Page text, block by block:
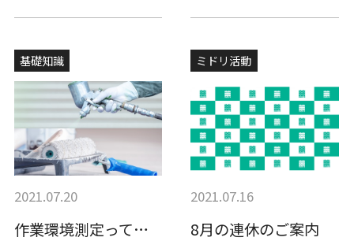
基礎知識
2021.07.20
作業環境測定って何？作業環境測定士や測定…
ミドリ活動
2021.07.16
8月の連休のご案内